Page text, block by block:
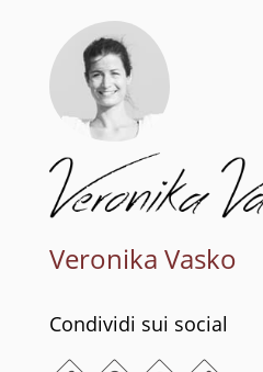
Veronika Vasko
Condividi sui social